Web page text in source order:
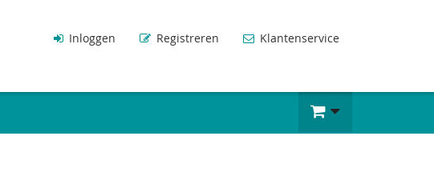
Inloggen Registreren Klantenservice